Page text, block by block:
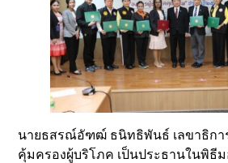
นายธสรณ์อัฑฒ์ ธนิทธิพันธ์ เลขาธิก
คุ้มครองผู้บริโภค เป็นประธานในพิธี